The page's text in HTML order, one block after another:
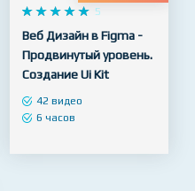
Premium-PLUS
    
     5
Веб Дизайн в Figma -
Продвинутый уровень.
Создание Ui Kit